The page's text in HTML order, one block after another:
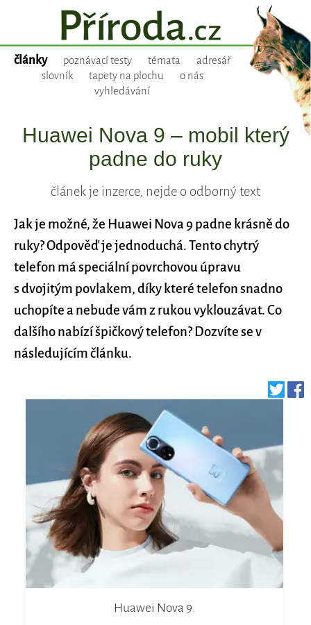
články poznávací testy témata
adresář
slovník
tapety na plochu
o nás
vyhledávání
Huawei Nova 9 – mobil který
padne do ruky
článek je inzerce, nejde o odborný text
Jak je možné, že Huawei Nova 9 padne krásně do
ruky? Odpověď je jednoduchá. Tento chytrý
telefon má speciální povrchovou úpravu
s dvojitým povlakem, díky které telefon snadno
uchopíte a nebude vám z rukou vyklouzávat. Co
dalšího nabízí špičkový telefon? Dozvíte se v
následujícím článku.
Huawei Nova 9.